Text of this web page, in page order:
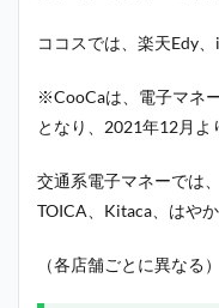
ココスでは、楽天Edy
※CooCaは、電子マネ
となり、2021年12月よ
交通系電子マネーでは
TOICA、Kitaca、はや
（各店舗ごとに異なる）